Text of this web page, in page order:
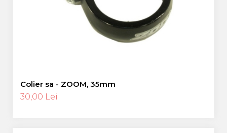
Colier sa - ZOOM, 35mm
30,00 Lei